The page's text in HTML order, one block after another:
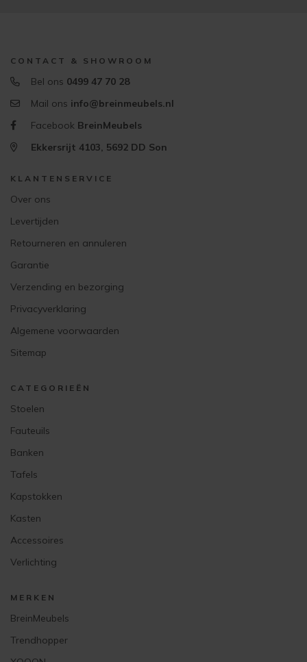
CONTACT & SHOWROOM
Bel ons 0499 47 70 28
Mail ons info@breinmeubels.nl
Facebook BreinMeubels
Ekkersrijt 4103, 5692 DD Son
KLANTENSERVICE
Over ons
Levertijden
Retourneren en annuleren
Garantie
Verzending en bezorging
Privacyverklaring
Algemene voorwaarden
Sitemap
CATEGORIEËN
Stoelen
Fauteuils
Banken
Tafels
Kapstokken
Kasten
Accessoires
Verlichting
MERKEN
BreinMeubels
Trendhopper